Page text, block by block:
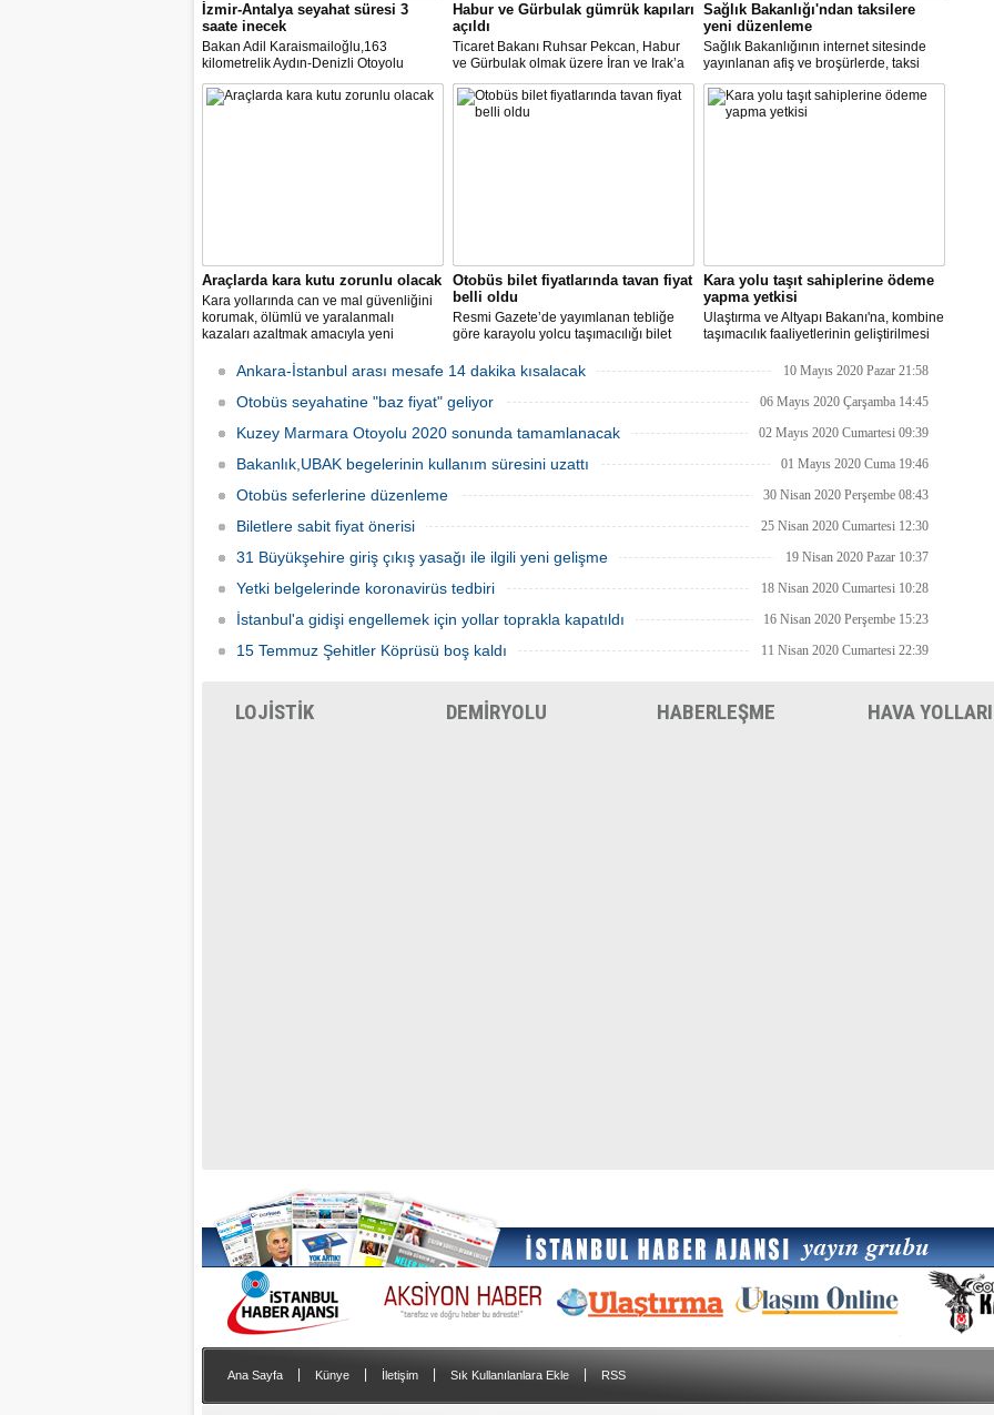
İzmir-Antalya seyahat süresi 3
saate inecek
Bakan Adil Karaismailoğlu,163
kilometrelik Aydın-Denizli Otoyolu
ayağının ihalesine 11 Haziran'da
çıkılacağını belirterek, "İzmir ile Antalya
Habur ve Gürbulak gümrük kapıları
açıldı
Ticaret Bakanı Ruhsar Pekcan, Habur
ve Gürbulak olmak üzere İran ve Irak’a
açılan gümrük kapılarının uluslararası
yük taşımacılığına yeniden açıldığını
duyurdu.
Sağlık Bakanlığı'ndan taksilere
yeni düzenleme
Sağlık Bakanlığının internet sitesinde
yayınlanan afiş ve broşürlerde, taksi
duraklarında uygulanması gereken
hijyen önlemleri ile şoför ve müşterilere
yönelik uyarılar yer aldı.
Araçlarda kara kutu zorunlu olacak
Kara yollarında can ve mal güvenliğini
korumak, ölümlü ve yaralanmalı
kazaları azaltmak amacıyla yeni
güvenlik sistemlerine ilişkin esaslar
Otobüs bilet fiyatlarında tavan fiyat
belli oldu
Resmi Gazete’de yayımlanan tebliğe
göre karayolu yolcu taşımacılığı bilet
kilometre mesafede taban yolcu
kilometre ve üzeri mesafede alınacak
Kara yolu taşıt sahiplerine ödeme
yapma yetkisi
Ulaştırma ve Altyapı Bakanı'na, kombine
taşımacılık faaliyetlerinin geliştirilmesi
kara yolu taşıtlarının sahiplerine döner
yetkisi verildi.
Ankara-İstanbul arası mesafe 14 dakika kısalacak 10 Mayıs 2020 Pazar 21:58
Otobüs seyahatine "baz fiyat" geliyor 06 Mayıs 2020 Çarşamba 14:45
Kuzey Marmara Otoyolu 2020 sonunda tamamlanacak 02 Mayıs 2020 Cumartesi 09:39
Bakanlık,UBAK begelerinin kullanım süresini uzattı 01 Mayıs 2020 Cuma 19:46
Otobüs seferlerine düzenleme 30 Nisan 2020 Perşembe 08:43
Biletlere sabit fiyat önerisi 25 Nisan 2020 Cumartesi 12:30
31 Büyükşehire giriş çıkış yasağı ile ilgili yeni gelişme 19 Nisan 2020 Pazar 10:37
Yetki belgelerinde koronavirüs tedbiri 18 Nisan 2020 Cumartesi 10:28
İstanbul'a gidişi engellemek için yollar toprakla kapatıldı 16 Nisan 2020 Perşembe 15:23
15 Temmuz Şehitler Köprüsü boş kaldı 11 Nisan 2020 Cumartesi 22:39
LOJİSTİK DEMİRYOLU HABERLEŞME HAVA YOLLARI
Ana Sayfa Künye İletişim Sık Kullanılanlara Ekle RSS